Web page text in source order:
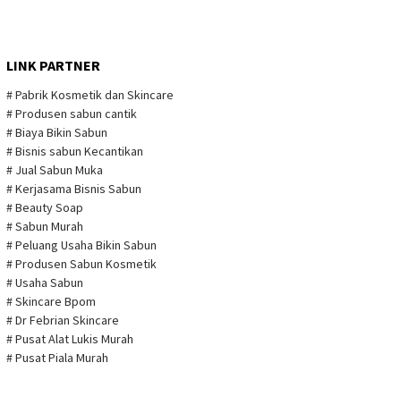
LINK PARTNER
# Pabrik Kosmetik dan Skincare
# Produsen sabun cantik
# Biaya Bikin Sabun
# Bisnis sabun Kecantikan
# Jual Sabun Muka
# Kerjasama Bisnis Sabun
# Beauty Soap
# Sabun Murah
# Peluang Usaha Bikin Sabun
# Produsen Sabun Kosmetik
# Usaha Sabun
# Skincare Bpom
# Dr Febrian Skincare
# Pusat Alat Lukis Murah
# Pusat Piala Murah